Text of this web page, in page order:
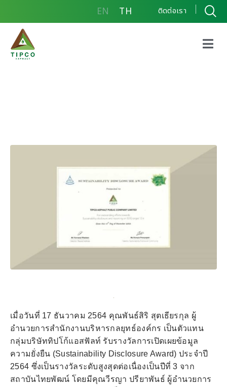
EN TH ติดต่อเรา
เมื่อวันที่ 17 ธันวาคม 2564 คุณพันธ์สิริ สุตเธียรกุล ผู้
อำนวยการสำนักงานบริหารกลยุทธ์องค์กร เป็นตัวแทน
กลุ่มบริษัททิปโก้แอสฟัลท์ รับรางวัลการเปิดเผยข้อมูล
ความยั่งยืน (Sustainability Disclosure Award) ประจำปี
2564 ซึ่งเป็นรางวัลระดับสูงสุดต่อเนื่องเป็นปีที่ 3 จาก
สถาบันไทยพัฒน์ โดยมีคุณวีรญา ปรียาพันธ์ ผู้อำนวยการ